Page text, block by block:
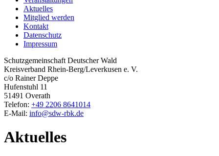
Aktuelles
Mitglied werden
Kontakt
Datenschutz
Impressum
Schutzgemeinschaft Deutscher Wald
Kreisverband Rhein-Berg/Leverkusen e. V.
c/o Rainer Deppe
Hufenstuhl 11
51491 Overath
Telefon: +49 2206 8641014
E-Mail: info@sdw-rbk.de
Aktuelles